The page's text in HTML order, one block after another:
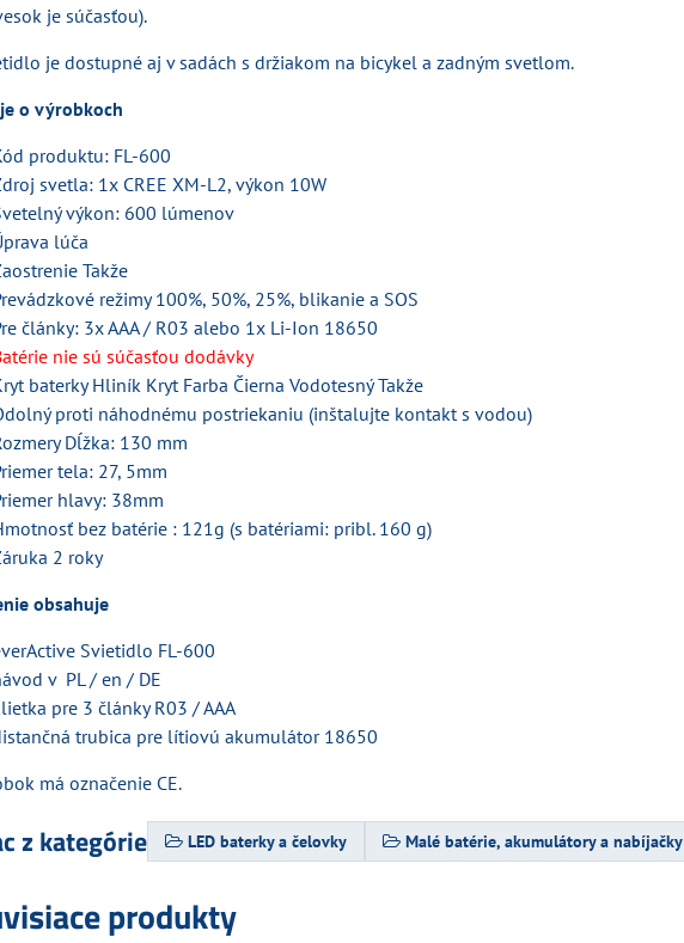
je súčasťou).
je dostupné aj v sadách s držiakom na bicykel a zadným svetlom.
o výrobkoch
produktu: FL-600
svetla: 1x CREE XM-L2, výkon 10W
výkon: 600 lúmenov
lúča
Takže
režimy 100%, 50%, 25%, blikanie a SOS
články: 3x AAA / R03 alebo 1x Li-Ion 18650
nie sú súčasťou dodávky
baterky Hliník Kryt Farba Čierna Vodotesný Takže
proti náhodnému postriekaniu (inštalujte kontakt s vodou)
Dĺžka: 130 mm
tela: 27, 5mm
hlavy: 38mm
bez batérie : 121g (s batériami: pribl. 160 g)
2 roky
obsahuje
Svietidlo FL-600
v PL / en / DE
pre 3 články R03 / AAA
trubica pre lítiovú akumulátor 18650
má označenie CE.
z kategórie LED baterky a čelovky Malé batérie, akumulátory a nabíjačky
produkty